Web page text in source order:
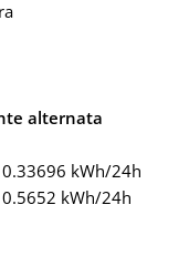
alternata
0.33696 kWh/24h
0.5652 kWh/24h